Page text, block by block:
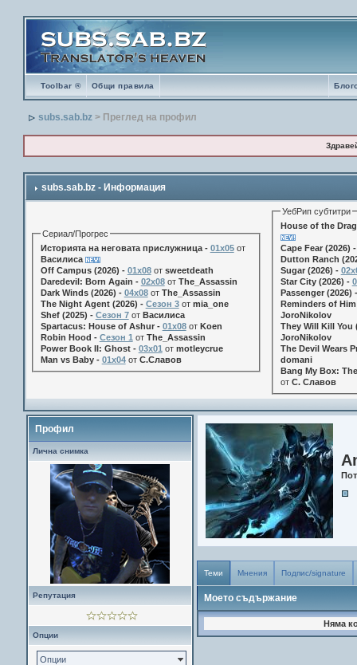
Toolbar ® Общи правила
subs.sab.bz > Преглед на профил
subs.sab.bz - Информация
Сериал/Прогрес
Историята на неговата прислужница - 01х05от
Василиса
Off Campus (2026) - 01x08от sweetdeath
Daredevil: Born Again - 02x08от The_Assassin
Dark Winds (2026) - 04x08от The_Assassin
The Night Agent (2026) - Сезон 3от mia_one
Shef (2025) - Сезон 7от Василиса
Spartacus: House of Ashur - 01x08от Koen
Robin Hood - Сезон 1 от The_Assassin
Power Book II: Ghost - 03x01 от motleycrue
Man vs Baby - 01x04от С.Славов
УебРип субтитри
House of the
Cape Fear (2026)
Dutton Ranch
Sugar (2026) -
Star City (2026) -
Passenger (2026)
Reminders of
JoroNikolov
They Will Kill You
JoroNikolov
The Devil Wears
domani
Bang My Box:
от С. Славов
Профил
Лична снимка
Репутация
Опции
Опции
Теми Мнения Подпис/signature
Моето съдържание
Няма